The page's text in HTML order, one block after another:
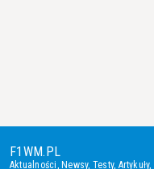
F1WM.PL
Aktualności, Newsy, Testy, Artykuły,